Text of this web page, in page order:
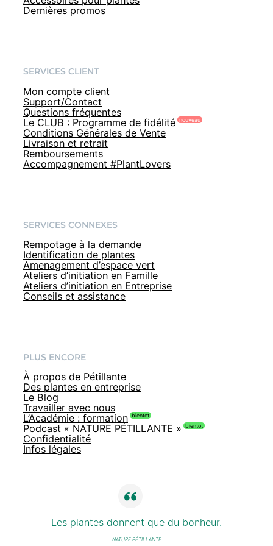
Dernières promos
SERVICES CLIENT
Mon compte client
Support/Contact
Questions fréquentes
Le CLUB : Programme de fidélité
Conditions Générales de Vente
Livraison et retrait
Remboursements
Accompagnement #PlantLovers
SERVICES CONNEXES
Rempotage à la demande
Identification de plantes
Amenagement d’espace vert
Ateliers d’initiation en Famille
Ateliers d’initiation en Entreprise
Conseils et assistance
PLUS ENCORE
À propos de Pétillante
Des plantes en entreprise
Le Blog
Travailler avec nous
L’Académie : formation
Podcast « NATURE PÉTILLANTE »
Confidentialité
Infos légales
Les plantes donnent que du bonheur.
NATURE PÉTILLANTE